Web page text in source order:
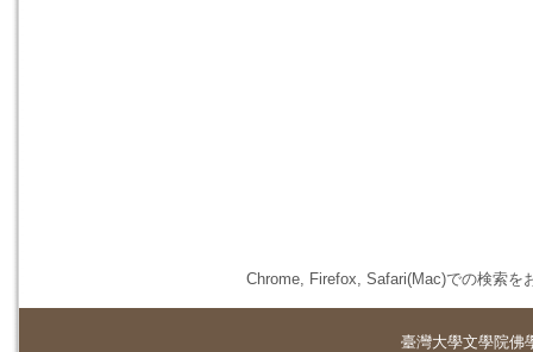
Chrome, Firefox, Safari(Mac)での検索を
臺灣大學文學院佛